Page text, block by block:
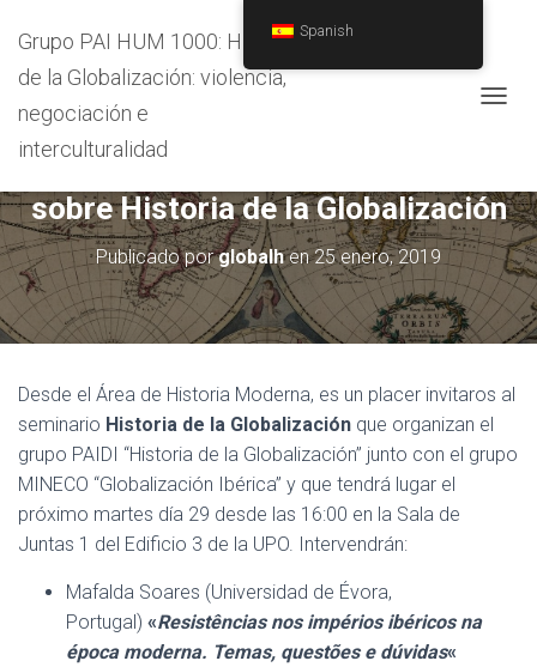
Grupo PAI HUM 1000: Historia
de la Globalización: violencia,
negociación e
interculturalidad
I
A
R
M
O
D
O
E
V
29/01/2019 Seminario permanente
sobre Historia de la Globalización
Publicado porglobalhen25 enero, 2019
Desde el Área de Historia Moderna, es un placer invitaros al
seminario Historia de la Globalización que organizan el
grupo PAIDI “Historia de la Globalización” junto con el grupo
MINECO “Globalización Ibérica” y que tendrá lugar el
próximo martes día 29 desde las 16:00 en la Sala de
Juntas 1 del Edificio 3 de la UPO. Intervendrán:
Mafalda Soares (Universidad de Évora,
Portugal) «Resistências nos impérios ibéricos na
época moderna. Temas, questões e dúvidas«
Spanish